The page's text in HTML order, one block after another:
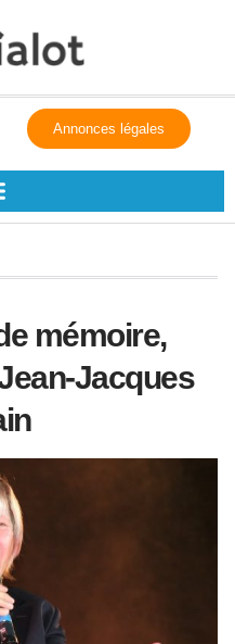
Annonces légales
mémoire,
Jacques